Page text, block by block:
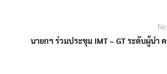
นายกฯ ร่วมประชุม IMT – GT ระดับผู้นำ